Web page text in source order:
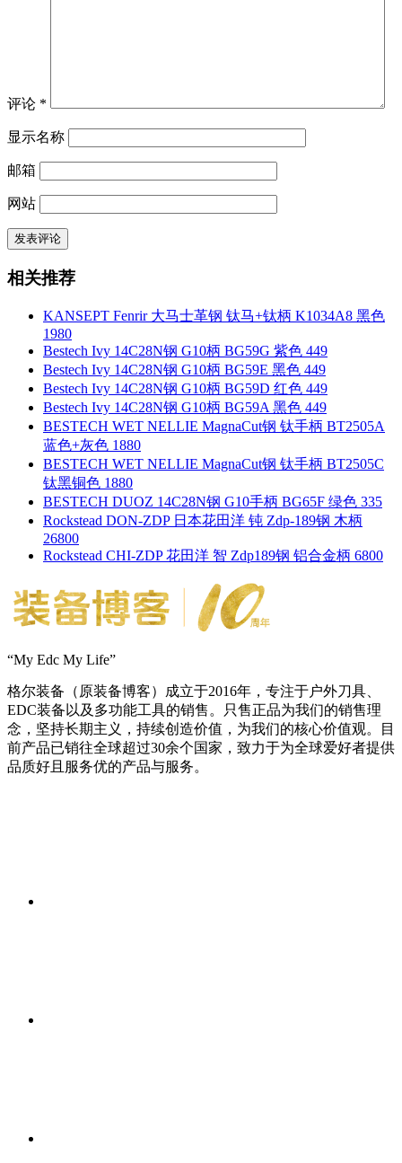
评论 *
显示名称
邮箱
网站
相关推荐
KANSEPT Fenrir 大马士革钢 钛马+钛柄 K1034A8 黑色
1980
Bestech Ivy 14C28N钢 G10柄 BG59G 紫色 449
Bestech Ivy 14C28N钢 G10柄 BG59E 黑色 449
Bestech Ivy 14C28N钢 G10柄 BG59D 红色 449
Bestech Ivy 14C28N钢 G10柄 BG59A 黑色 449
BESTECH WET NELLIE MagnaCut钢 钛手柄 BT2505A
蓝色+灰色 1880
BESTECH WET NELLIE MagnaCut钢 钛手柄 BT2505C
钛黑铜色 1880
BESTECH DUOZ 14C28N钢 G10手柄 BG65F 绿色 335
Rockstead DON-ZDP 日本花田洋 钝 Zdp-189钢 木柄
26800
Rockstead CHI-ZDP 花田洋 智 Zdp189钢 铝合金柄 6800
“My Edc My Life”
格尔装备（原装备博客）成立于2016年，专注于户外刀具、
EDC装备以及多功能工具的销售。只售正品为我们的销售理
念，坚持长期主义，持续创造价值，为我们的核心价值观。目
前产品已销往全球超过30余个国家，致力于为全球爱好者提供
品质好且服务优的产品与服务。